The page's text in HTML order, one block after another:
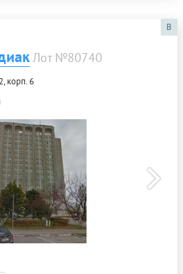
B
Лот №80740
корп. 6